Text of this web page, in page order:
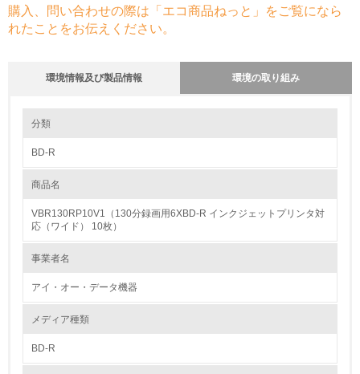
購入、問い合わせの際は「エコ商品ねっと」をご覧になら
れたことをお伝えください。
環境情報及び製品情報 環境の取り組み
1.環境取り組み体制
環境方針を持っている
環境対応の責任体制を定めている
分類
BD-R
商品名
VBR130RP10V1（130分録画用6XBD-R インクジェットプリンタ対
応（ワイド） 10枚）
事業者名
アイ・オー・データ機器
メディア種類
BD-R